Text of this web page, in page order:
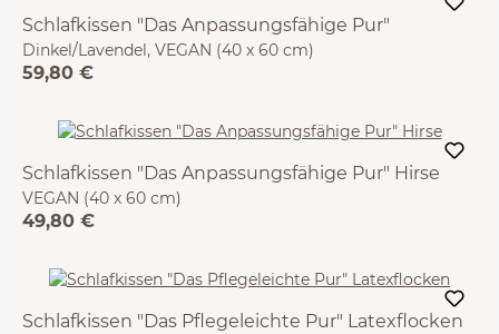
Schlafkissen "Das Anpassungsfähige Pur"
Dinkel/Lavendel, VEGAN (40 x 60 cm)
59,80 €
Schlafkissen "Das Anpassungsfähige Pur" Hirse
VEGAN (40 x 60 cm)
49,80 €
Schlafkissen "Das Pflegeleichte Pur" Latexflocken